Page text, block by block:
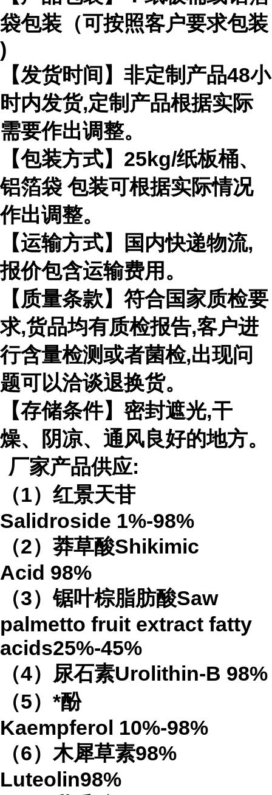
袋包装（可按照客户要求包装
)
【发货时间】非定制产品48小
时内发货,定制产品根据实际
需要作出调整。
【包装方式】 25kg/纸板桶、
铝箔袋 包装可根据实际情况
作出调整。
【运输方式】国内快递物流,
报价包含运输费用。
【质量条款】符合国家质检要
求,货品均有质检报告,客户进
行含量检测或者菌检,出现问
题可以洽谈退换货。
【存储条件】密封遮光,干
燥、阴凉、通风良好的地方。
厂家产品供应:
（1）红景天苷
Salidroside 1%-98%
（2）莽草酸Shikimic
Acid 98%
（3）锯叶棕脂肪酸Saw
palmetto fruit extract fatty
acids25%-45%
（4） 尿石素Urolithin-B 98%
（5）*酚
Kaempferol 10%-98%
（6）木犀草素98%
Luteolin98%